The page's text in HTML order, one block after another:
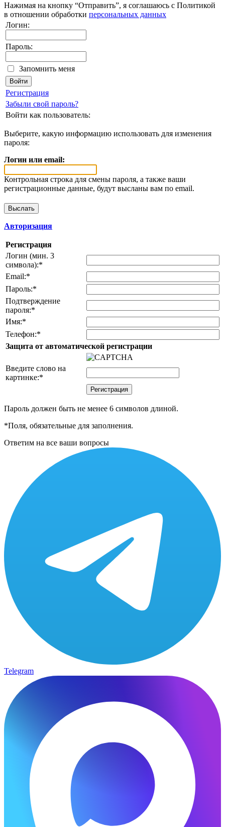
Нажимая на кнопку “Отправить”, я соглашаюсь с Политикой
в отношении обработки персональных данных
Логин:
Пароль:
Запомнить меня
Регистрация
Забыли свой пароль?
Войти как пользователь:
Выберите, какую информацию использовать для изменения
пароля:
Логин или email:
Контрольная строка для смены пароля, а также ваши
регистрационные данные, будут высланы вам по email.
Авторизация
Регистрация
Логин (мин. 3
символа):*
Email:*
Пароль:*
Подтверждение
пароля:*
Имя:*
Телефон:*
Защита от автоматической регистрации
Введите слово на
картинке:*
Пароль должен быть не менее 6 символов длиной.
*Поля, обязательные для заполнения.
Ответим на все ваши вопросы
Telegram